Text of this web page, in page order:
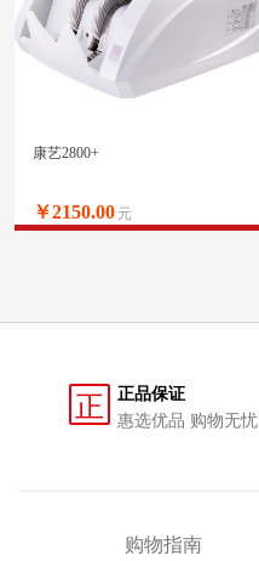
康艺2800+
￥2150.00 元
正
正品保证
惠选优品 购物无忧
购物指南